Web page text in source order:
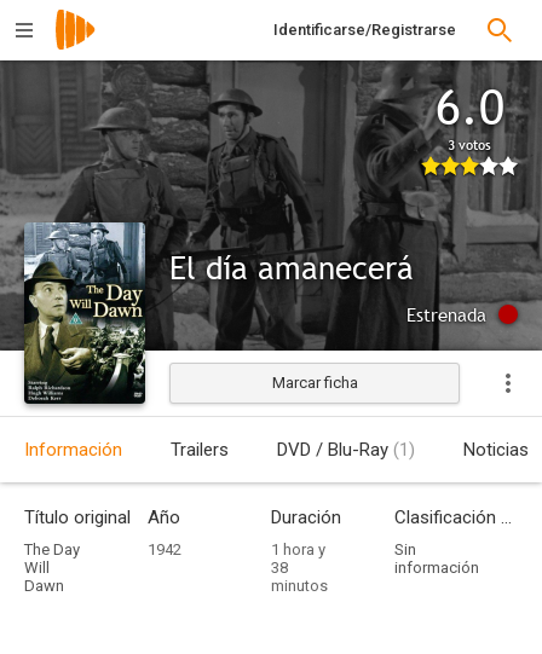
Identificarse/Registrarse
6.0
3 votos
El día amanecerá
Estrenada
Marcar ficha
Información Trailers DVD / Blu-Ray (1) Noticias
Título original
The Day
Will
Dawn
Año
1942
Duración
1 hora y
38
minutos
Clasificación por edades
Sin
información